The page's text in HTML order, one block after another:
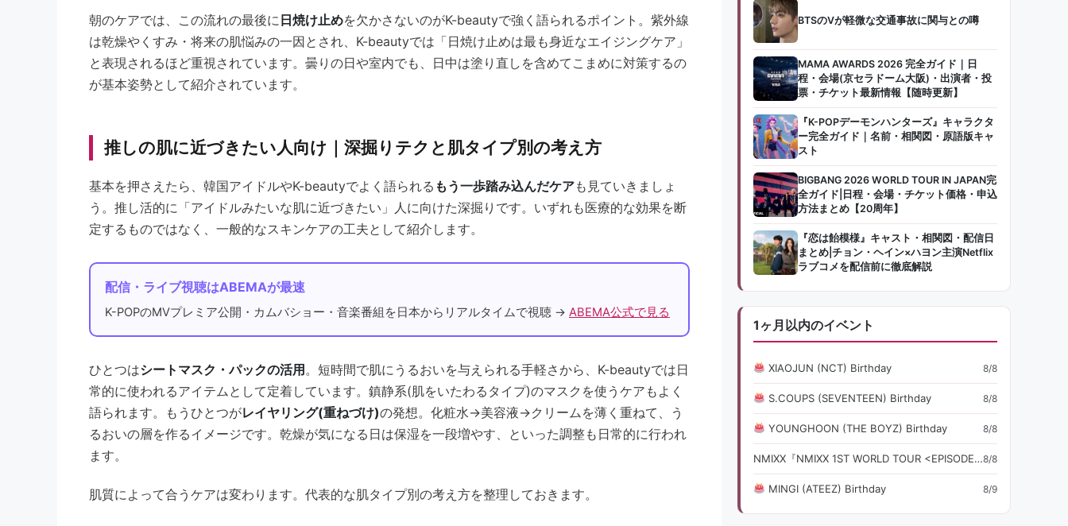
朝のケアでは、この流れの最後に 日焼け止めを欠かさないのがK-beautyで強く語られるポイント。紫外線
は乾燥やくすみ・将来の肌悩みの一因とされ、K-beautyでは「日焼け止めは最も身近なエイジングケア」
と表現されるほど重視されています。曇りの日や室内でも、日中は塗り直しを含めてこまめに対策するの
が基本姿勢として紹介されています。
推しの肌に近づきたい人向け｜深掘りテクと肌タイプ別の考え方
基本を押さえたら、韓国アイドルやK-beautyでよく語られる もう一歩踏み込んだケアも見ていきましょ
う。推し活的に「アイドルみたいな肌に近づきたい」人に向けた深掘りです。いずれも医療的な効果を断
定するものではなく、一般的なスキンケアの工夫として紹介します。
配信・ライブ視聴はABEMAが最速
K-POPのMVプレミア公開・カムバショー・音楽番組を日本からリアルタイムで視聴 → ABEMA公式で見る
ひとつはシートマスク・パックの活用。短時間で肌にうるおいを与えられる手軽さから、K-beautyでは日
常的に使われるアイテムとして定着しています。鎮静系(肌をいたわるタイプ)のマスクを使うケアもよく
語られます。もうひとつがレイヤリング(重ねづけ)の発想。化粧水→美容液→クリームを薄く重ねて、う
るおいの層を作るイメージです。乾燥が気になる日は保湿を一段増やす、といった調整も日常的に行われ
ます。
肌質によって合うケアは変わります。代表的な肌タイプ別の考え方を整理しておきます。
BTSのVが軽微な交通事故に関与との噂
MAMA AWARDS 2026 完全ガイド｜日
程・会場(京セラドーム大阪)・出演者・投
票・チケット最新情報【随時更新】
『K-POPデーモンハンターズ』キャラクタ
ー完全ガイド｜名前・相関図・原語版キャ
スト
BIGBANG 2026 WORLD TOUR IN JAPAN完
全ガイド|日程・会場・チケット価格・申込
方法まとめ【20周年】
『恋は飴模様』キャスト・相関図・配信日
まとめ|チョン・ヘイン×ハヨン主演Netflix
ラブコメを配信前に徹底解説
1ヶ月以内のイベント
XIAOJUN (NCT) Birthday 8/8
S.COUPS (SEVENTEEN) Birthday 8/8
YOUNGHOON (THE BOYZ) Birthday 8/8
NMIXX『NMIXX 1ST WORLD TOUR <EPISODE 1: ZERO FR』ライブ・コンサート情報8/8
MINGI (ATEEZ) Birthday 8/9